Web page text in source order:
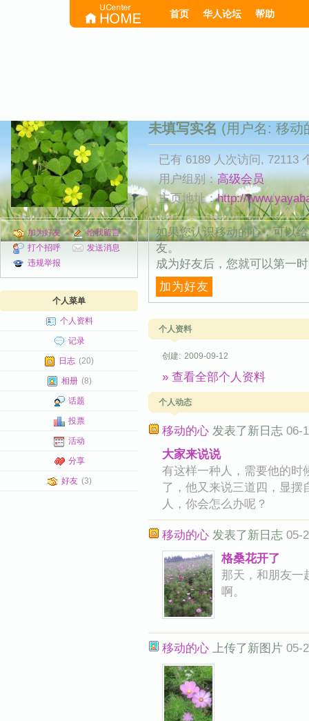
首页 华人论坛 帮助
加为好友
给我留言
打个招呼
发送消息
违规举报
个人菜单
个人资料
记录
日志 (20)
相册 (8)
话题
投票
活动
分享
好友 (3)
未填写实名 (用户名: 移动
已有 6189 人次访问, 72113
用户组别：高级会员
主页地址：http://
如果您认识移动的心，可以
友。
成为好友后，您就可以第一
加为好友
个人资料
创建: 2009-09-12
» 查看全部个人资料
个人动态
移动的心 发表了新日志 06-
大家来说说
有这样一种人，需要他的时
了，他又来说三道四，显摆
人，你会怎么办呢？
移动的心 发表了新日志 05-
格桑花开了
那天，和朋友一
啊。
移动的心 上传了新图片 05-